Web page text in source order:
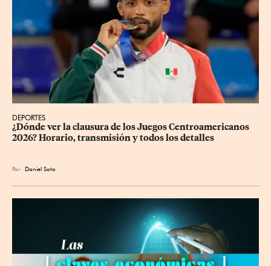
DEPORTES
¿Dónde ver la clausura de los Juegos Centroamericanos
2026? Horario, transmisión y todos los detalles
Por Daniel Soto